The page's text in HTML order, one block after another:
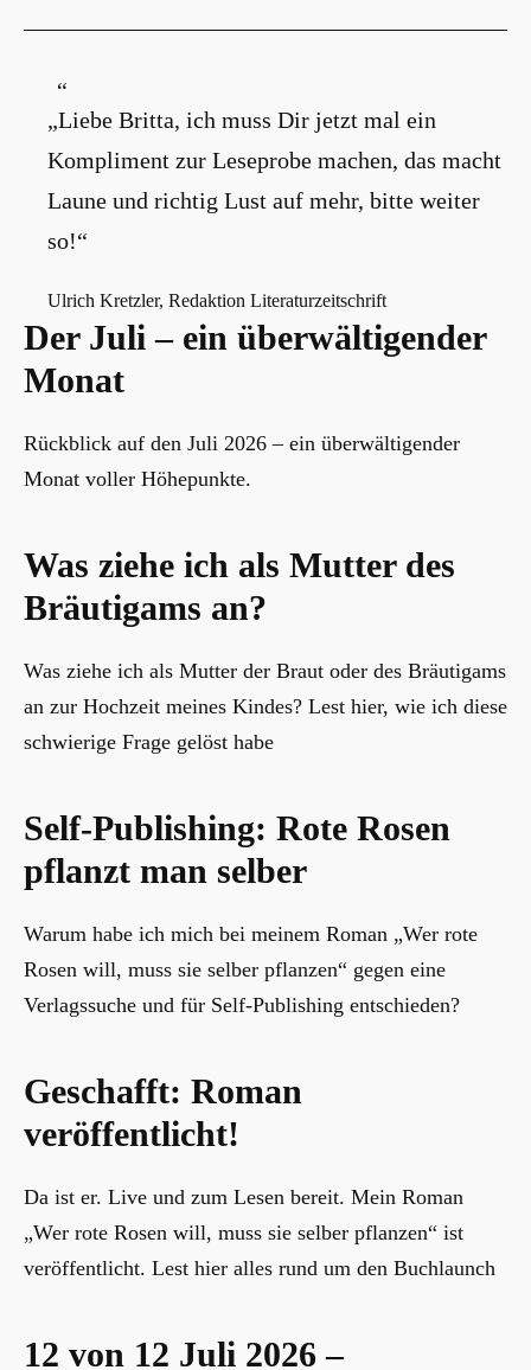
„Liebe Britta, ich muss Dir jetzt mal ein
Kompliment zur Leseprobe machen, das macht
Laune und richtig Lust auf mehr, bitte weiter
so!“
Ulrich Kretzler, Redaktion Literaturzeitschrift
Der Juli – ein überwältigender
Monat
Rückblick auf den Juli 2026 – ein überwältigender
Monat voller Höhepunkte.
Was ziehe ich als Mutter des
Bräutigams an?
Was ziehe ich als Mutter der Braut oder des Bräutigams
an zur Hochzeit meines Kindes? Lest hier, wie ich diese
schwierige Frage gelöst habe
Self-Publishing: Rote Rosen
pflanzt man selber
Warum habe ich mich bei meinem Roman „Wer rote
Rosen will, muss sie selber pflanzen“ gegen eine
Verlagssuche und für Self-Publishing entschieden?
Geschafft: Roman
veröffentlicht!
Da ist er. Live und zum Lesen bereit. Mein Roman
„Wer rote Rosen will, muss sie selber pflanzen“ ist
veröffentlicht. Lest hier alles rund um den Buchlaunch
12 von 12 Juli 2026 –